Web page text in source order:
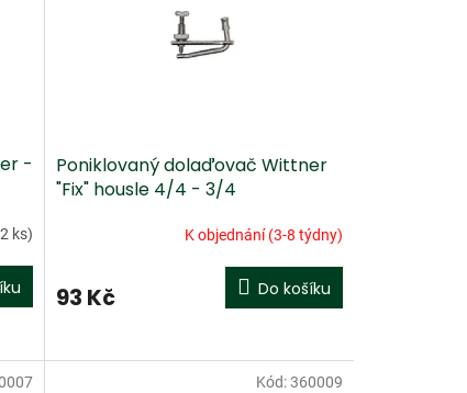
-
ks)
Poniklovaný dolaďovač Wittner
"Fix" housle 4/4 - 3/4
K objednání (3-8 týdny)
93 Kč Do košíku
Kód:360009